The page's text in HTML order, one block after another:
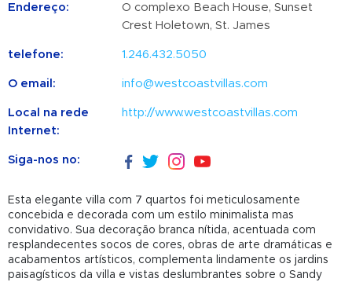
Endereço:
O complexo Beach House, Sunset
Crest Holetown, St. James
telefone: 1.246.432.5050
O email: info@westcoastvillas.com
Local na rede
Internet:
http://www.westcoastvillas.com
Siga-nos no:
Esta elegante villa com 7 quartos foi meticulosamente
concebida e decorada com um estilo minimalista mas
convidativo. Sua decoração branca nítida, acentuada com
resplandecentes socos de cores, obras de arte dramáticas e
acabamentos artísticos, complementa lindamente os jardins
paisagísticos da villa e vistas deslumbrantes sobre o Sandy